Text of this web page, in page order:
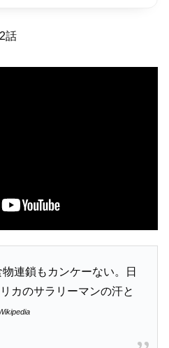
話
連鎖もカンケーない。日
カのサラリーマンの汗と